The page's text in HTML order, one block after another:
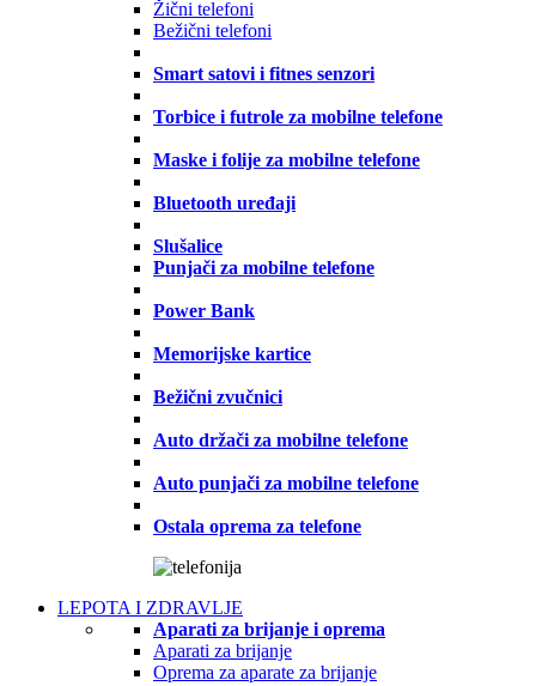
Žični telefoni
Bežični telefoni
Smart satovi i fitnes senzori
Torbice i futrole za mobilne telefone
Maske i folije za mobilne telefone
Bluetooth uređaji
Slušalice
Punjači za mobilne telefone
Power Bank
Memorijske kartice
Bežični zvučnici
Auto držači za mobilne telefone
Auto punjači za mobilne telefone
Ostala oprema za telefone
LEPOTA I ZDRAVLJE
Aparati za brijanje i oprema
Aparati za brijanje
Oprema za aparate za brijanje